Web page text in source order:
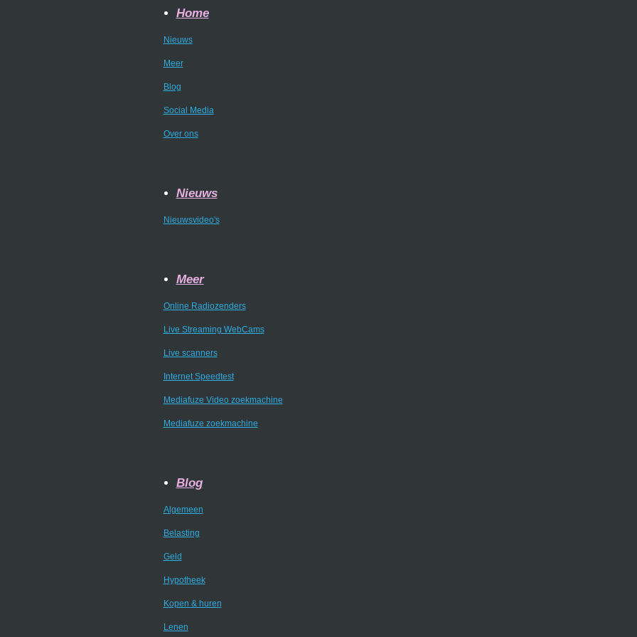
Home
Nieuws
Meer
Blog
Social Media
Over ons
Nieuws
Nieuwsvideo's
Meer
Online Radiozenders
Live Streaming WebCams
Live scanners
Internet Speedtest
Mediafuze Video zoekmachine
Mediafuze zoekmachine
Blog
Algemeen
Belasting
Geld
Hypotheek
Kopen & huren
Lenen